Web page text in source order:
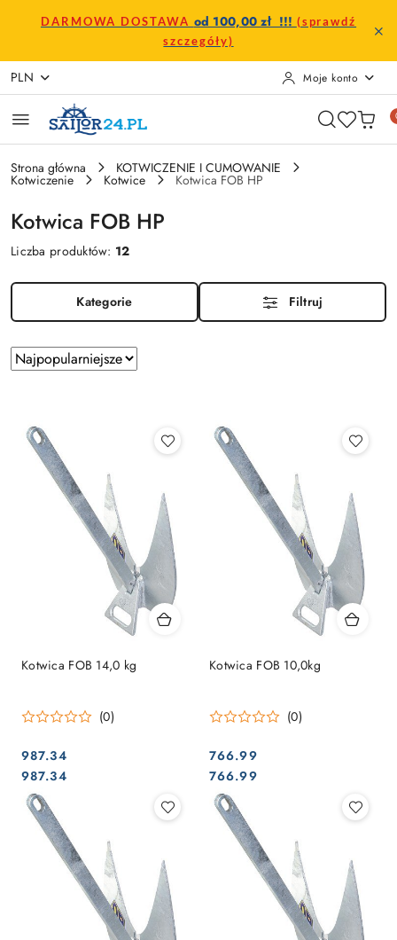
Przejdź do treści głównej
Przejdź do wyszukiwarki
Przejdź do moje konto
Przejdź do menu głównego
Przejdź do stopki
DARMOWA DOSTAWA od 100,00 zł !!! (sprawdź
szczegóły)
PLN Moje konto
Strona główna KOTWICZENIE I CUMOWANIE
Kotwiczenie Kotwice Kotwica FOB HP
Kotwica FOB HP
Liczba produktów: 12
Kategorie Filtruj
Zastosowano
sortowanie:
Sortuj
według
Kotwica FOB 14,0 kg
(0)
Cena:
987.34
Cena:
987.34
Kotwica FOB 10,0kg
(0)
Cena:
766.99
Cena:
766.99